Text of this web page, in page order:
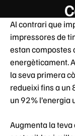
Al contrari que
impressores de
estan compostes
energèticament.
la seva primera
redueixi fins a un
un 92% l’energia
Augmenta la teva